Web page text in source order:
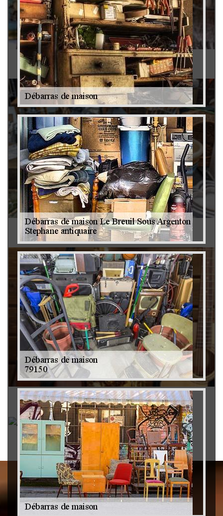
Antiquaire 79
Brocanteur 79
Rachat instrument de musique 79
Achat antiquité 79